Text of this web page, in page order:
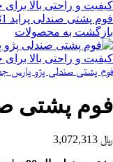
فوم پشتی صندلی پراید 131
بازگشت به محصولات
فوم پشتی صندلی پژو پارس
فوم پشتی
﷼